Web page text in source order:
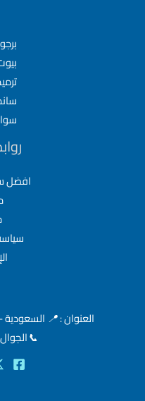
افضل
العنوان :📍 السعودية
📞الجوال :